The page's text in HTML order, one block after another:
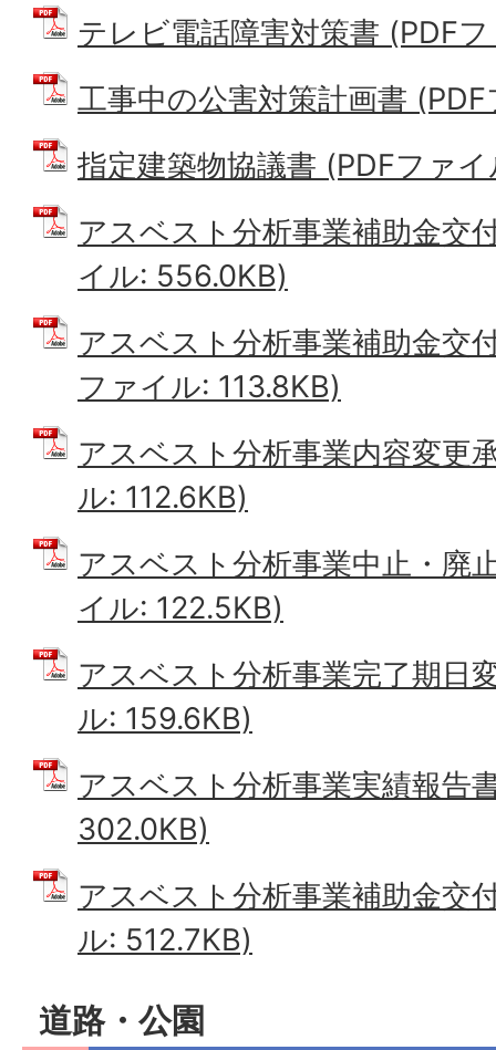
テレビ電話障害対策書 (PDF
工事中の公害対策計画書
指定建築物協議書 (PDFファ
アスベスト分析事業補助金交
イル: 556.0KB)
アスベスト分析事業補助金交
ファイル: 113.8KB)
アスベスト分析事業内容変更
ル: 112.6KB)
アスベスト分析事業中止・廃
イル: 122.5KB)
アスベスト分析事業完了期日
ル: 159.6KB)
アスベスト分析事業実績報告
302.0KB)
アスベスト分析事業補助金交
ル: 512.7KB)
道路・公園